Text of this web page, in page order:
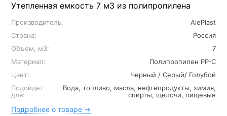
Утепленная емкость 7 м3 из полипропилена
Производитель:
AlePlast
Страна:
Россия
Объем, м3:
7
Материал:
Полипропилен PP-C
Цвет:
Черный / Серый/ Голубой
Подойдет
для:
Вода, топливо, масла, нефтепродукты, химия,
спирты, щелочи, пищевые
Подробнее о товаре →